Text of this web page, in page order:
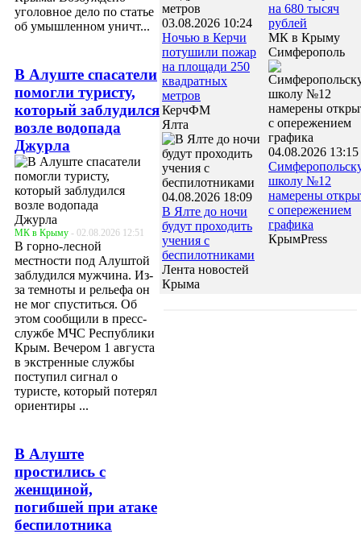
уголовное дело по статье
об умышленном уничт...
В Алуште спасатели
помогли туристу,
который заблудился
возле водопада
Джурла
МК в Крыму - 02.08.2026 12:51
В горно-лесной
местности под Алуштой
заблудился мужчина. Из-
за темноты и рельефа он
не мог спуститься. Об
этом сообщили в пресс-
службе МЧС Республики
Крым. Вечером 1 августа
в экстренные службы
поступил сигнал о
туристе, который потерял
ориентиры ...
В Алуште
простились с
женщиной,
погибшей при атаке
беспилотника
03.08.2026 10:24
Ночью в Керчи
потушили пожар
на площади 250
квадратных
метров
КерчФМ
Ялта
04.08.2026 18:09
В Ялте до ночи
будут проходить
учения с
беспилотниками
Лента новостей
Крыма
на 680 тысяч
рублей
МК в Крыму
Симферополь
04.08.2026 13:15
школу №12
намерены
с опережением
графика
КрымPress